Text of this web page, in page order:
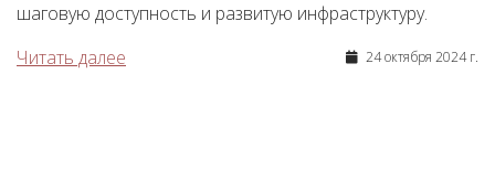
шаговую доступность и развитую инфраструктуру.
Читать далее
24 октября 2024 г.